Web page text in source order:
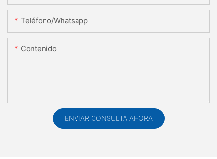
Teléfono/whatsapp
Contenido
ENVIAR CONSULTA AHORA